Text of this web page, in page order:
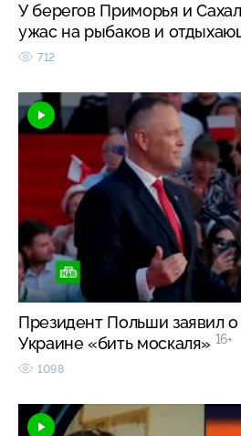
У берегов Приморья и
ужас на рыбаков и
712
Президент Польши заявил
Украине «бить москаля» 16+
1098